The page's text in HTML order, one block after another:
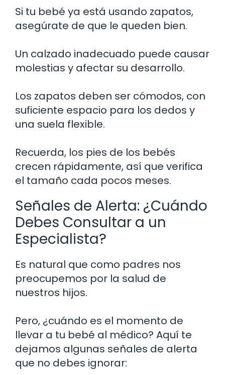
Si tu bebé ya está usando zapatos,
asegúrate de que le queden bien.
Un calzado inadecuado puede causar
molestias y afectar su desarrollo.
Los zapatos deben ser cómodos, con
suficiente espacio para los dedos y
una suela flexible.
Recuerda, los pies de los bebés
crecen rápidamente, así que verifica
el tamaño cada pocos meses.
Señales de Alerta: ¿Cuándo
Debes Consultar a un
Especialista?
Es natural que como padres nos
preocupemos por la salud de
nuestros hijos.
Pero, ¿cuándo es el momento de
llevar a tu bebé al médico? Aquí te
dejamos algunas señales de alerta
que no debes ignorar: